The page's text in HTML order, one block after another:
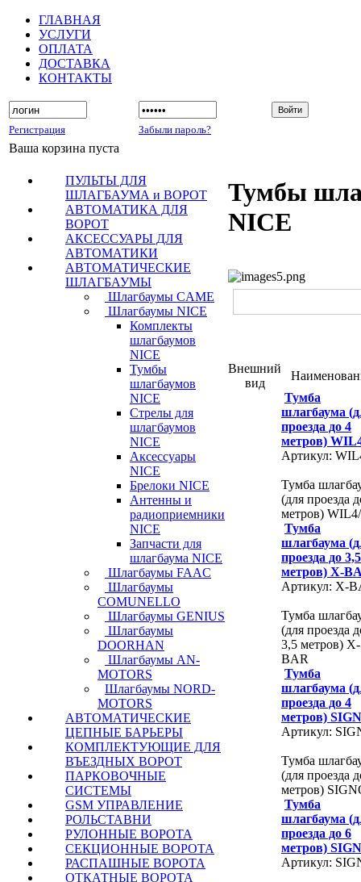
ГЛАВНАЯ
УСЛУГИ
ОПЛАТА
ДОСТАВКА
КОНТАКТЫ
Регистрация Забыли пароль?
Ваша корзина пуста
ПУЛЬТЫ ДЛЯ
ШЛАГБАУМА и ВОРОТ
АВТОМАТИКА ДЛЯ
ВОРОТ
АКСЕССУАРЫ ДЛЯ
АВТОМАТИКИ
АВТОМАТИЧЕСКИЕ
ШЛАГБАУМЫ
Шлагбаумы CAME
Шлагбаумы NICE
Комплекты
шлагбаумов
NICE
Тумбы
шлагбаумов
NICE
Стрелы для
шлагбаумов
NICE
Аксессуары
NICE
Брелоки NICE
Антенны и
радиоприемники
NICE
Запчасти для
шлагбаума NICE
Шлагбаумы FAAC
Шлагбаумы
COMUNELLO
Шлагбаумы GENIUS
Шлагбаумы
DOORHAN
Шлагбаумы AN-
MOTORS
Шлагбаумы NORD-
MOTORS
АВТОМАТИЧЕСКИЕ
ЦЕПНЫЕ БАРЬЕРЫ
КОМПЛЕКТУЮЩИЕ ДЛЯ
ВЪЕЗДНЫХ ВОРОТ
ПАРКОВОЧНЫЕ
СИСТЕМЫ
GSM УПРАВЛЕНИЕ
РОЛЬСТАВНИ
РУЛОННЫЕ ВОРОТА
СЕКЦИОННЫЕ ВОРОТА
РАСПАШНЫЕ ВОРОТА
ОТКАТНЫЕ ВОРОТА
Тумбы
NICE
Внешний
вид
Тумба
шлагбаума
проезда до 4
метров)
Артикул:
Тумба
(для проезда
метров)
Тумба
шлагбаума
проезда до 3,5
метров) X-
Артикул: X-
Тумба
(для проезда
3,5 метров) X-
BAR
Тумба
шлагбаума
проезда до 4
метров)
Артикул:
Тумба
(для проезда
метров)
Тумба
шлагбаума
проезда до 6
метров)
Артикул: